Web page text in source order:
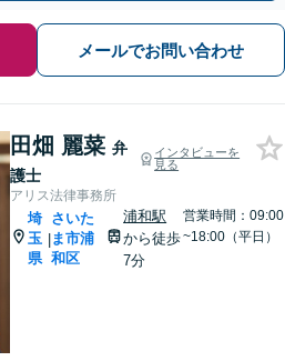
メールでお問い合わせ
田畑 麗菜 弁
護士
インタビューを
見る
アリス法律事務所
埼
玉
県
|
さいた
ま市浦
和区
浦和駅
から徒歩
7分
営業時間：09:00
~18:00（平日）